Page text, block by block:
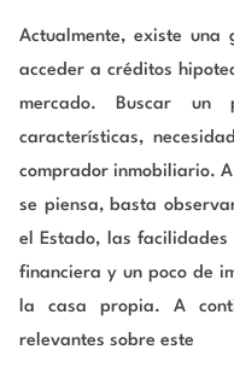
Actualmente, existe
acceder a créditos
mercado. Buscar
características,
comprador inmobiliario.
se piensa, basta
el Estado, las
financiera y un poco de
la casa propia. A
relevantes sobre este